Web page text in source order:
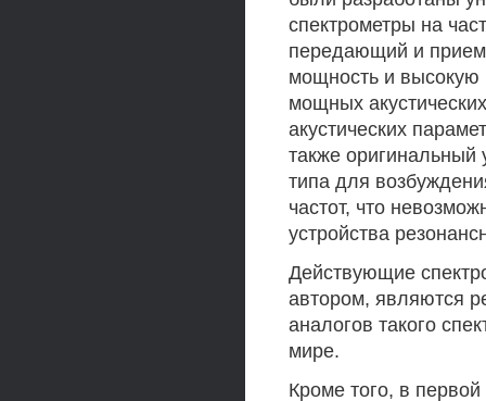
спектрометры на
передающий и
мощность и высокую
мощных
акустических
также оригинальный
типа для
частот, что
устройства
Действующие
автором, являются
аналогов такого
мире.
Кроме того, в